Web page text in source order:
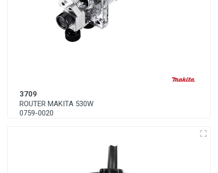
3709
ROUTER MAKITA 530W
0759-0020